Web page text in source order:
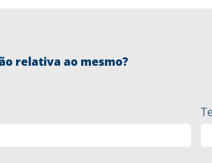
relativa ao mesmo?